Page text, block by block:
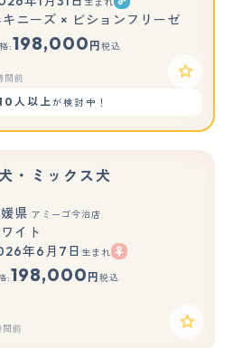
もっと見る
キニーズ × ビションフリーゼ
:198,000 円 税込
間前
人以上が検討中！
・ミックス犬
もっと見る
県 アミーゴ今治店
イト
年6月7日 生まれ
:198,000 円 税込
間前